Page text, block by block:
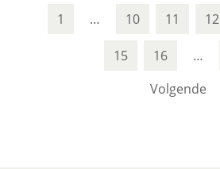
1
… 10 11 12
15 16 …
Volgende